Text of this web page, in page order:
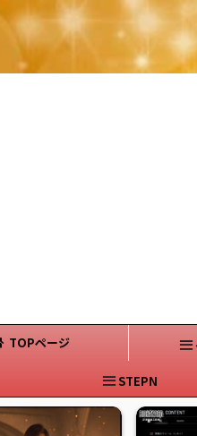
TOPページ
STEPN